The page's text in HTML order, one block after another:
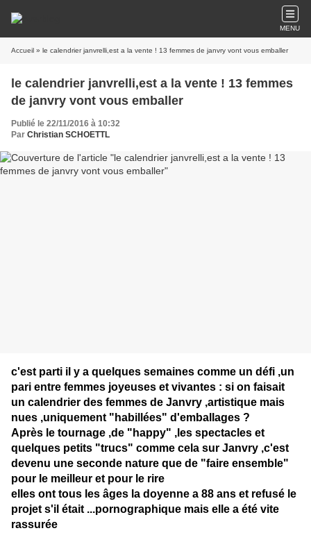
MENU
Accueil » le calendrier janvrelli,est a la vente ! 13 femmes de janvry vont vous emballer
le calendrier janvrelli,est a la vente ! 13 femmes
de janvry vont vous emballer
Publié le 22/11/2016 à 10:32
Par Christian SCHOETTL
c'est parti il y a quelques semaines comme un défi ,un
pari entre femmes joyeuses et vivantes : si on faisait
un calendrier des femmes de Janvry ,artistique mais
nues ,uniquement "habillées" d'emballages ?
Après le tournage ,de "happy" ,les spectacles et
quelques petits "trucs" comme cela sur Janvry ,c'est
devenu une seconde nature que de "faire ensemble"
pour le meilleur et pour le rire
elles ont tous les âges la doyenne a 88 ans et refusé le
projet s'il était ...pornographique mais elle a été vite
rassurée